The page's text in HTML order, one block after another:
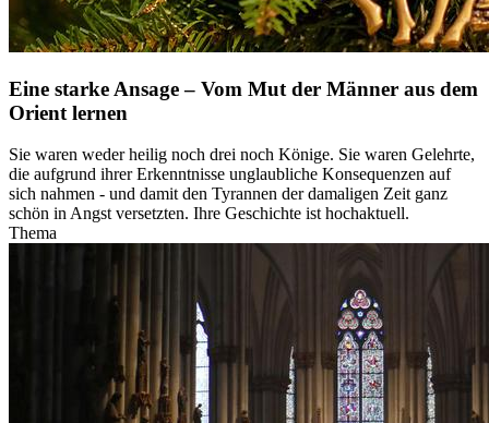
Eine starke Ansage – Vom Mut der Männer aus dem
Orient lernen
Sie waren weder heilig noch drei noch Könige. Sie waren Gelehrte,
die aufgrund ihrer Erkenntnisse unglaubliche Konsequenzen auf
sich nahmen - und damit den Tyrannen der damaligen Zeit ganz
schön in Angst versetzten. Ihre Geschichte ist hochaktuell.
Thema